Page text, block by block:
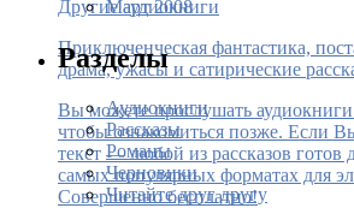
Другие аудиокниги
Приключенческая фантастика,
драма, ужасы и сатирические
Вы можете прослушать аудиокниги
чтобы ознакомиться позже. Если
текст — любой из рассказов готов
самых популярных форматах для
Совершенно бесплатно!
Март 2008
Разделы
Аудиокниги
Рассказы
Романы
Черновики
Читайте друг другу